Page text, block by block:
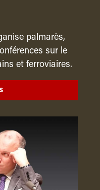
palmarès,
sur le
et ferroviaires.